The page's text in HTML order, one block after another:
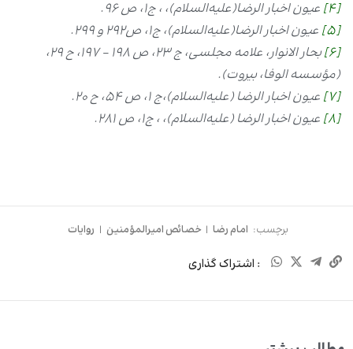
[4]
عیون اخبار الرضا(علیه‌السلام)، ، ج1، ص ۹۶.
[5]
عیون اخبار الرضا(علیه‌السلام)، ج1، ص292 و ۲۹۹.
[6]
بحار الانوار، علامه مجلسى، ج ۲۳، ص ۱۹۸ – ۱۹۷، ح ۲۹،
(مؤسسه الوفا، بیروت).
[7]
عیون اخبار الرضا (علیه‌السلام)،ج ۱، ص ۵۴، ح ۲۰.
[8]
عیون اخبار الرضا (علیه‌السلام)، ، ج1، ص ۲۸۱.
برچسب: امام رضا | خصائص امیرالمؤمنین | روایات
: اشتراک گذاری